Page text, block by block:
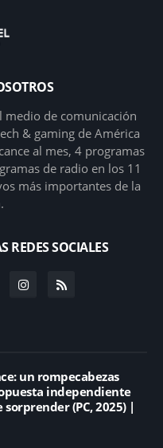
medio de comunicación
& gaming de América
al mes, 4 programas
de radio en los 11
más importantes de la
REDES SOCIALES
un rompecabezas
independiente
(PC, 2025) |